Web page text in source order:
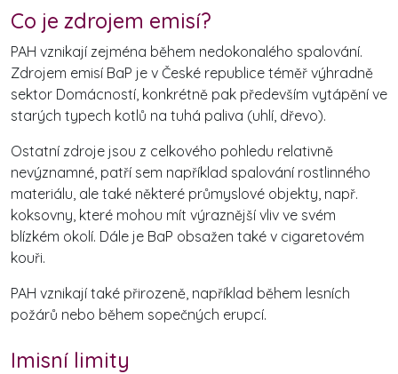
Co je zdrojem emisí?
PAH vznikají zejména během nedokonalého spalování.
Zdrojem emisí BaP je v České republice téměř výhradně
sektor Domácností, konkrétně pak především vytápění ve
starých typech kotlů na tuhá paliva (uhlí, dřevo).
Ostatní zdroje jsou z celkového pohledu relativně
nevýznamné, patří sem například spalování rostlinného
materiálu, ale také některé průmyslové objekty, např.
koksovny, které mohou mít výraznější vliv ve svém
blízkém okolí. Dále je BaP obsažen také v cigaretovém
kouři.
PAH vznikají také přirozeně, například během lesních
požárů nebo během sopečných erupcí.
Imisní limity